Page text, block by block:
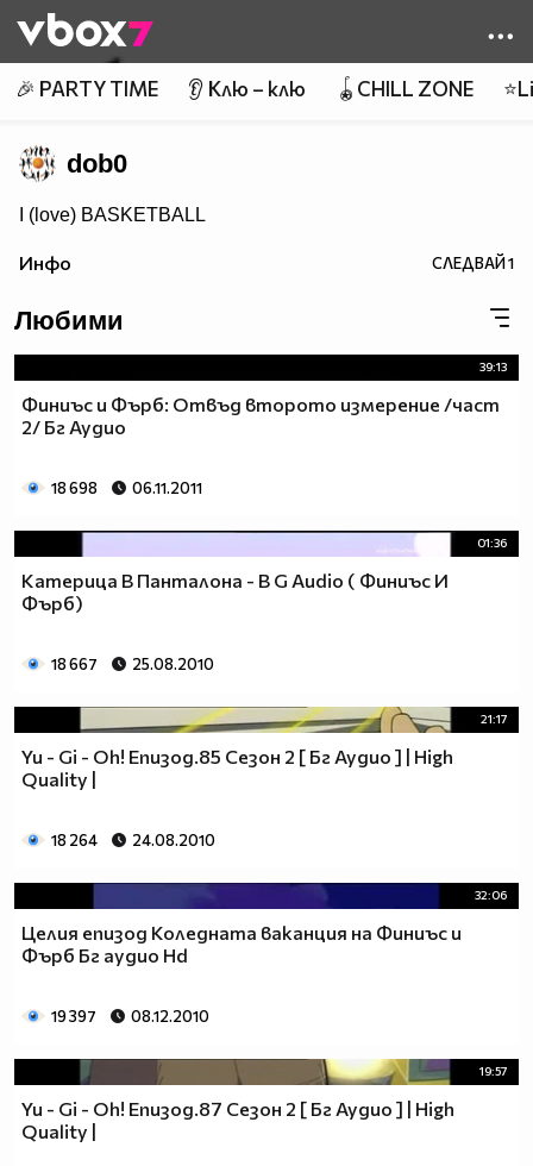
👾
🎉 PARTY TIME 👂 Клю – клю 🪀CHILL ZONE
dob0
I (love) BASKETBALL
Инфо СЛЕДВАЙ1
Любими
39:13
Финиъс и Фърб: Отвъд второто измерение /част
2/ Бг Аудио
18 698 06.11.2011
01:36
Катерица В Панталона - B G Audio ( Финиъс И
Фърб)
18 667 25.08.2010
21:17
Yu - Gi - Oh! Епизод.85 Сезон 2 [ Бг Аудио ] | High
Quality |
18 264 24.08.2010
32:06
Целия епизод Коледната ваканция на Финиъс и
Фърб Бг аудио Hd
19 397 08.12.2010
19:57
Yu - Gi - Oh! Епизод.87 Сезон 2 [ Бг Аудио ] | High
Quality |